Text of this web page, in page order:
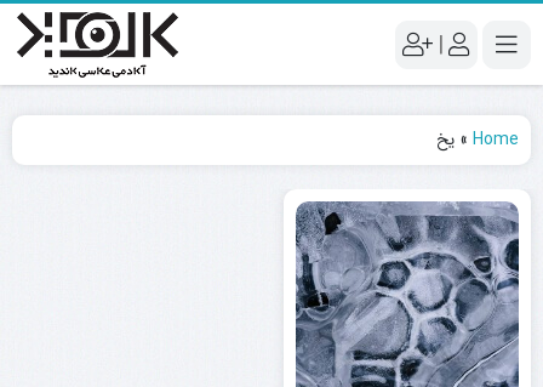
|
Home
» یخ